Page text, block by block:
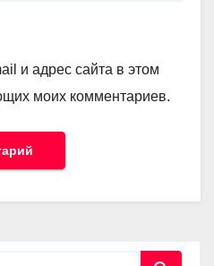
и адрес сайта в этом
моих комментариев.